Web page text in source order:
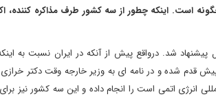
از سال 81 توسط طرف مقابل پیشنهاد شد. درواقع پیش از آنکه در
قدم شده و در نامه ای به وزیر خارجه وقت دکتر خرازی
قطعنامه سپتامبر 2003 آژانس بین المللی انرژی اتمی است را انجام داده و